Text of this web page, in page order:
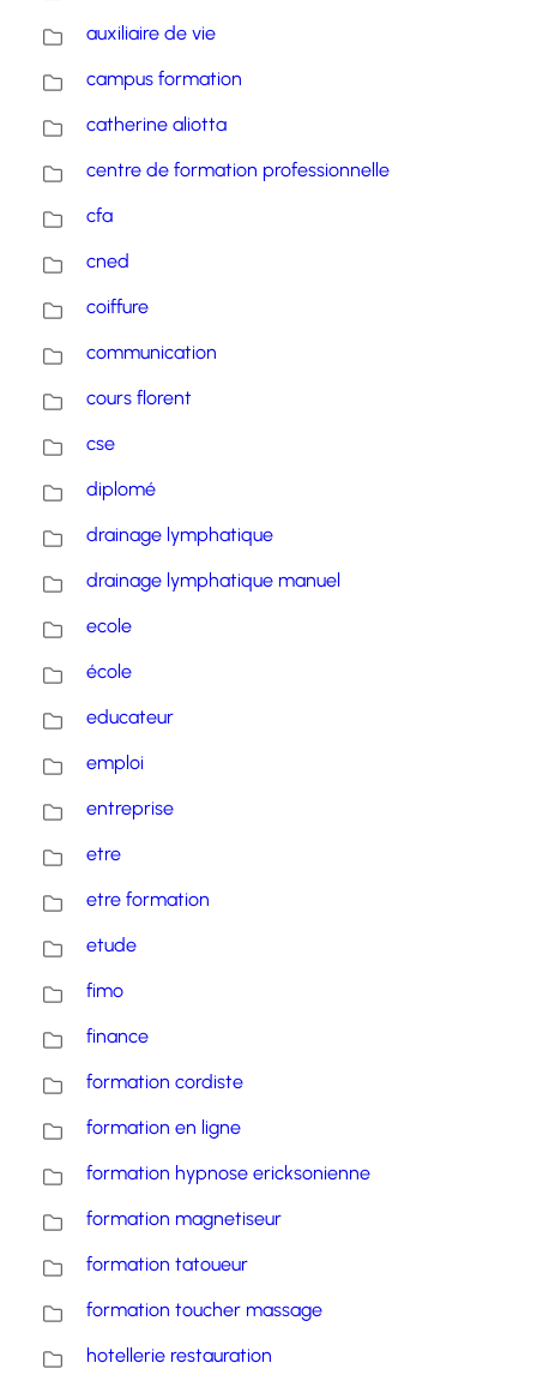
auxiliaire de vie
campus formation
catherine aliotta
centre de formation professionnelle
cfa
cned
coiffure
communication
cours florent
cse
diplomé
drainage lymphatique
drainage lymphatique manuel
ecole
école
educateur
emploi
entreprise
etre
etre formation
etude
fimo
finance
formation cordiste
formation en ligne
formation hypnose ericksonienne
formation magnetiseur
formation tatoueur
formation toucher massage
hotellerie restauration